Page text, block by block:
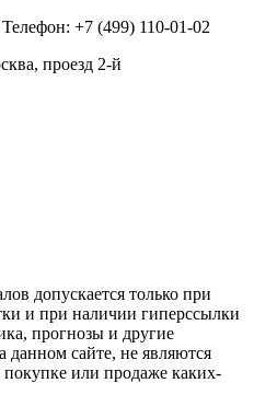
+7 (499) 110-01-02
проезд 2-й
допускается только при
и при наличии гиперссылки
прогнозы и другие
данном сайте, не являются
или продаже каких-